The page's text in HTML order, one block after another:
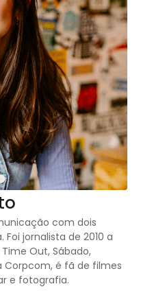
com dois
jornalista de 2010 a
Out, Sábado,
Corpcom, é fã de filmes
e fotografia.